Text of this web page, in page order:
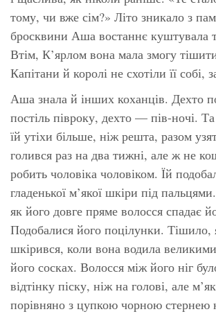
тому, чи вже сім?» Літо зникало з
бросквини Аша востаннє куштувала
Втім, К’ярлом вона мала змогу
Капітани й королі не схотіли її собі,
Аша знала й інших коханців. Дехто
постіль півроку, дехто — пів-ночі.
їй утіхи більше, ніж решта, разом
голився раз на два тижні, але ж не
робить чоловіка чоловіком. Їй
гладенької м’якої шкіри під
як його довге пряме волосся спадає
Подобалися його поцілунки. Тішило,
шкірився, коли вона водила
його сосках. Волосся між його ніг
відтінку піску, ніж на голові, але
порівняно з цупкою чорною стернею